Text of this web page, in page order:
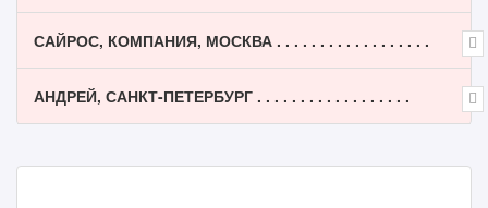
САЙРОС, КОМПАНИЯ, МОСКВА . . . . . . . . . . . . . . . . . .
АНДРЕЙ, САНКТ-ПЕТЕРБУРГ . . . . . . . . . . . . . . . . . .